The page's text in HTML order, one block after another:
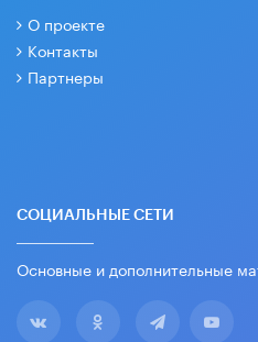
О проекте
Контакты
Партнеры
СОЦИАЛЬНЫЕ СЕТИ
Основные и дополнительные